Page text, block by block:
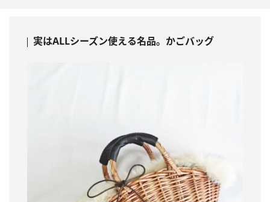
実はALLシーズン使える名品。かごバッグ